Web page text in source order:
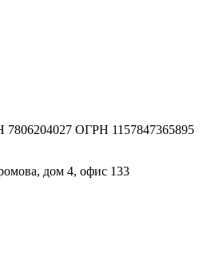
ОГРН 1157847365895
дом 4, офис 133